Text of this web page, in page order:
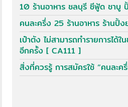
10 ร้านอาหาร ชลบุรี ซีฟู้ด ชาบู
คนละครึ่ง 25 ร้านอาหาร ร้านปิ้
เป๋าตัง ไม่สามารถทำรายการได้
อีกครั้ง [ CA111 ]
สิ่งที่ควรรู้ การสมัครใช้ “คนละค